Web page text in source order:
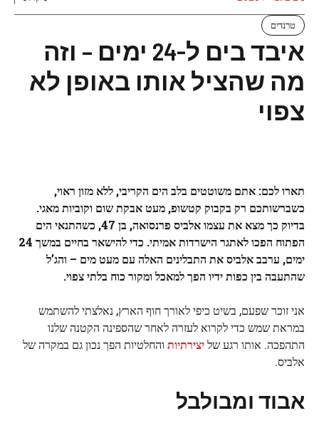
טרנדים
איבד בים ל-24 ימים – וזה
מה שהציל אותו באופן לא
צפוי
תארו לכם: אתם משוטטים בלב הים הקריבי, ללא מזון ראוי,
כשברשותכם רק בקבוק קטשופ, מעטאבקת שום וקוביותמאגי.
בדיוק כך מצא את עצמו אלביס פרנסואה, בן 47, כשהתנאי הים
הפתוח הפכו לאתגר הישרדות אמיתי. כדי להישאר בחיים במשך 24
ימים, ערבב אלביס את התבלינים האלה עם מעט מים – והג’ל
שהתעבה בין כפות ידיו הפך למאכל ומקור כוח בלתי צפוי.
אני זוכר שפעם, בשיט כיפי לאורך חוף הארץ, נאלצתי להשתמש
במראת שמש כדי לקרוא לעזרה לאחר שהספינה הקטנה שלנו
התהפכה. אותו רגע שליצירתיות והחלטיות הפך נכון גם במקרה של
אלביס.
אבוד ומבולבל